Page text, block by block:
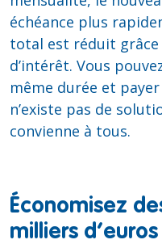
échéance plus
total est réduit grâce
d’intérêt. Vous
même durée et
n’existe pas de
convienne à tous.
Économisez
milliers